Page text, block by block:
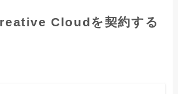
Cloudを契約する